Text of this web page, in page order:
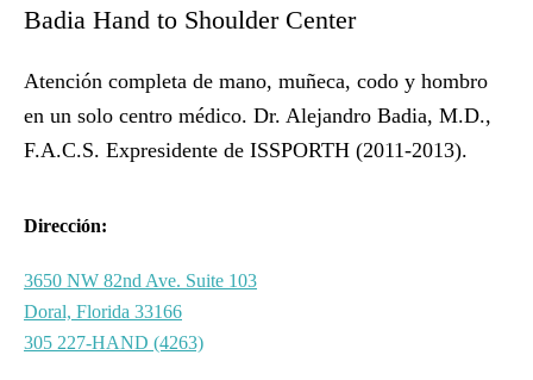
Badia Hand to Shoulder Center
Atención completa de mano, muñeca, codo y hombro
en un solo centro médico. Dr. Alejandro Badia, M.D.,
F.A.C.S. Expresidente de ISSPORTH (2011-2013).
Dirección:
3650 NW 82nd Ave. Suite 103
Doral, Florida 33166
305 227-HAND (4263)